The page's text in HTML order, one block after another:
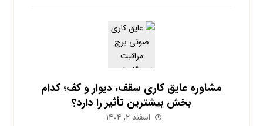
مشاوره عایق کاری سقف، دیوار و کف؛ کدام
بخش بیشترین تأثیر را دارد؟
اسفند ۲, ۱۴۰۴